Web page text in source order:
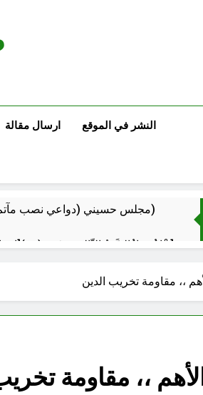
النشر في الموقع ارسال مقالة
مجلس حسيني (دواعي نصب مآتم العزاء الحسيني)
عْاشُورْاءُالسَّنَةُ الثَّالِثةَ عشَرَة(٢٢)[إِنتفاضةُ صفَر…تمرُّدٌ حُسَينيٌّ][ب]
‏نحو ترميم
ازمة العلم العراقي.. ليست ازمة
،، مقاومة تخريب الدين
،، مقاومة